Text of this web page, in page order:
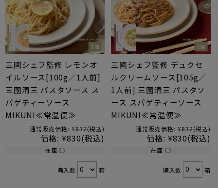
三國シェフ監修 レモンオ
イルソース[100g／1人前]
三國清三 パスタソース ス
パゲティーソース
MIKUNI≪常温便≫
通常販売価格: ¥832(税込)
価格: ¥830(税込)
在庫 ○
購入数 箱
三國シェフ監修 デュクセ
ルクリームソース[105g／
1人前] 三國清三 パスタソ
ース スパゲティーソース
MIKUNI≪常温便≫
通常販売価格: ¥832(税込)
価格: ¥830(税込)
在庫 ○
購入数 箱